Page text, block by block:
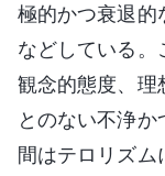
極的かつ衰退的
などしている。
観念的態度、理
とのない不浄か
間はテロリズム